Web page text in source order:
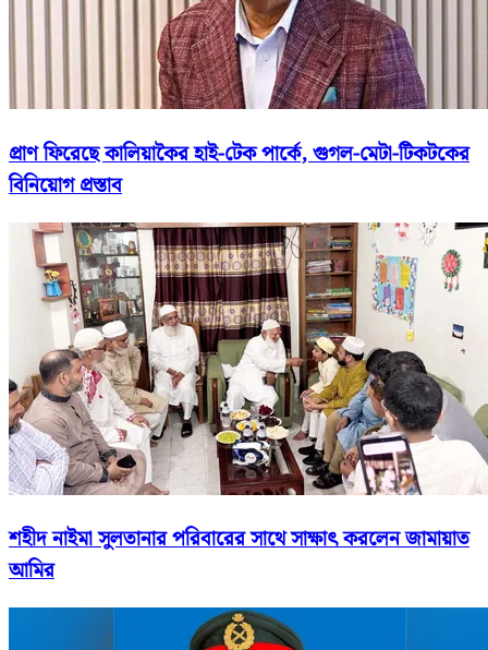
প্রাণ ফিরেছে কালিয়াকৈর হাই-টেক পার্কে, গুগল-মেটা-টিকটকের
বিনিয়োগ প্রস্তাব
শহীদ নাইমা সুলতানার পরিবারের সাথে সাক্ষাৎ করলেন জামায়াত
আমির